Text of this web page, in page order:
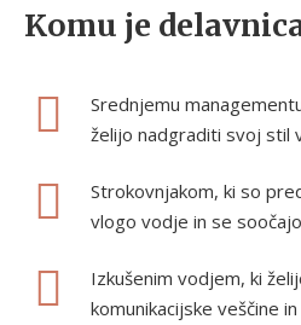
Komu je
Srednjemu
želijo nadgraditi svoj stil
Strokovnjakom, ki so
vlogo vodje in se
Izkušenim vodjem, ki
komunikacijske veščine